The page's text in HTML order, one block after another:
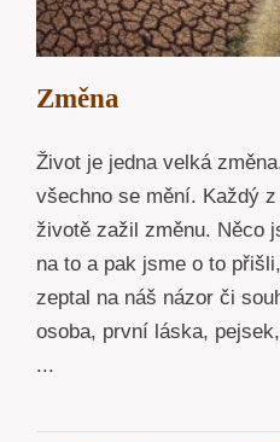
Změna
Život je jedna velká
všechno se mění. Každý
životě zažil změnu. Něco
na to a pak jsme o to
zeptal na náš názor či
osoba, první láska,
...